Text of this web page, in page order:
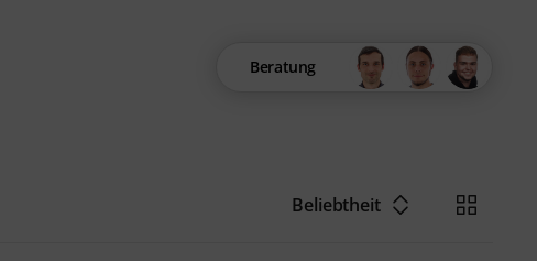
Beratung
Beliebtheit